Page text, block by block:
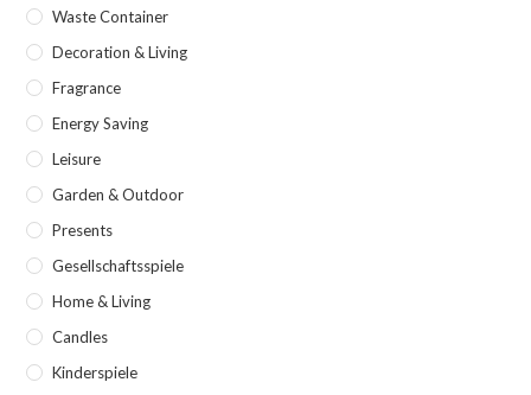
Waste Container
Decoration & Living
Fragrance
Energy Saving
Leisure
Garden & Outdoor
Presents
Gesellschaftsspiele
Home & Living
Candles
Kinderspiele